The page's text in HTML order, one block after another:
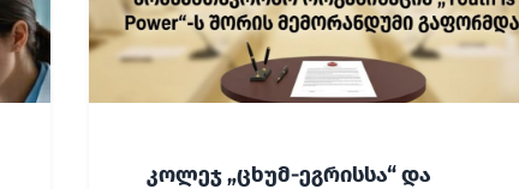
კოლეჯ „ცხუმ-ეგრისსა“ და